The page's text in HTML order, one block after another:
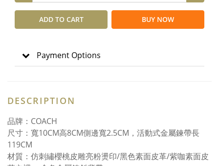
ADD TO CART BUY NOW
Payment Options
DESCRIPTION
品牌：COACH
尺寸：寬10CM高8CM側邊寬2.5CM，活動式金屬鍊帶長
119CM
材質：仿刺繡櫻桃皮雕亮粉燙印/黑色素面皮革/紫咖素面皮